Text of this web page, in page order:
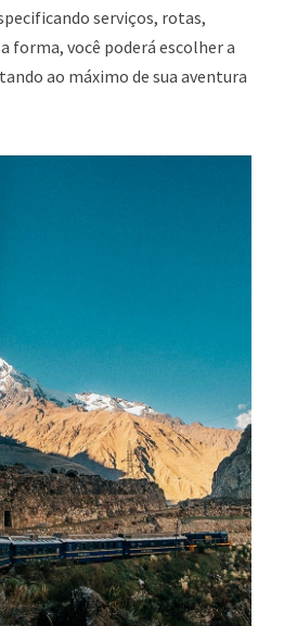
serviços, rotas,
forma, você poderá escolher a
ao máximo de sua aventura